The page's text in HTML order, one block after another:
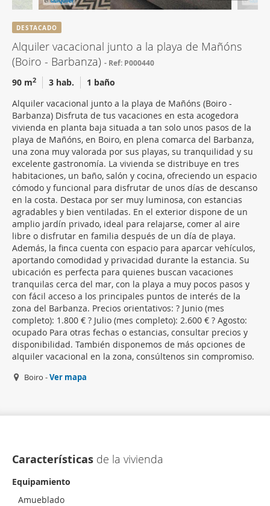
DESTACADO
Alquiler vacacional junto a la playa de Mañóns
(Boiro - Barbanza)
Ref: P000440
90 m2 3 hab.
1 baño
Alquiler vacacional junto a la playa de Mañóns (Boiro -
Barbanza) Disfruta de tus vacaciones en esta acogedora
vivienda en planta baja situada a tan solo unos pasos de la
playa de Mañóns, en Boiro, en plena comarca del Barbanza,
una zona muy valorada por sus playas, su tranquilidad y su
excelente gastronomía. La vivienda se distribuye en tres
habitaciones, un baño, salón y cocina, ofreciendo un espacio
cómodo y funcional para disfrutar de unos días de descanso
en la costa. Destaca por ser muy luminosa, con estancias
agradables y bien ventiladas. En el exterior dispone de un
amplio jardín privado, ideal para relajarse, comer al aire
libre o disfrutar en familia después de un día de playa.
Además, la finca cuenta con espacio para aparcar vehículos,
aportando comodidad y privacidad durante la estancia. Su
ubicación es perfecta para quienes buscan vacaciones
tranquilas cerca del mar, con la playa a muy pocos pasos y
con fácil acceso a los principales puntos de interés de la
zona del Barbanza. Precios orientativos: ? Junio (mes
completo): 1.800 € ? Julio (mes completo): 2.600 € ? Agosto:
ocupado Para otras fechas o estancias, consultar precios y
disponibilidad. También disponemos de más opciones de
alquiler vacacional en la zona, consúltenos sin compromiso.
Boiro -Ver mapa
Características de la vivienda
Equipamiento
Amueblado